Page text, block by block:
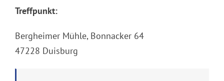
Treffpunkt:
Bergheimer Mühle, Bonnacker 64
47228 Duisburg